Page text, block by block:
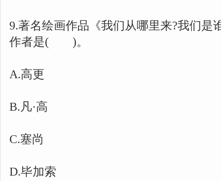
9.著名绘画作品《我们从哪里来?我们是
作者是( )。
A.高更
B.凡·高
C.塞尚
D.毕加索